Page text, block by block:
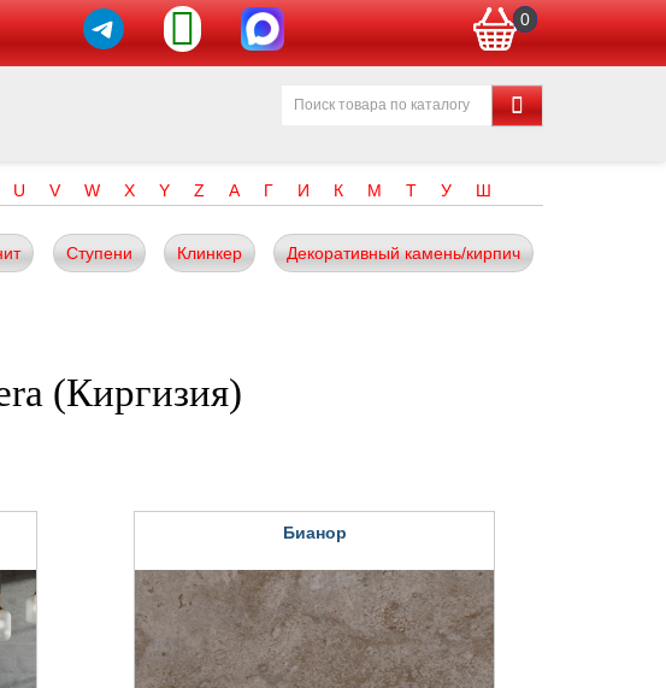
0
U V W X Y Z А Г И К М Т У Ш
Ступени Клинкер Декоративный камень/кирпич
(Киргизия)
Бианор